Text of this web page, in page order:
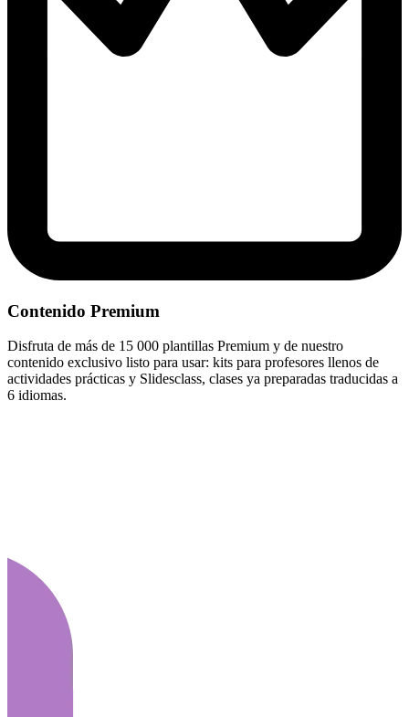
Contenido Premium
Disfruta de más de 15 000 plantillas Premium y de nuestro
contenido exclusivo listo para usar: kits para profesores llenos de
actividades prácticas y Slidesclass, clases ya preparadas traducidas a
6 idiomas.